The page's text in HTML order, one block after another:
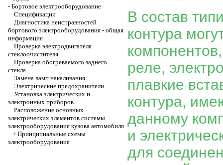
- Бортовое электрооборудование
Спецификации
Диагностика неисправностей
бортового электрооборудования - общая
информация
Проверка электродвигателя
стеклоочистителя
Проверка обогреваемого заднего
стекла
Замена ламп накаливания
Электрические предохранители
Установка электрических и
электронных приборов
Расположение основных
электрических элементов системы
электрооборудования кузова автомобиля
+ Принципиальные схемы
электрооборудования
В состав
контура
реле,
плавкие
контура,
данному
и
для